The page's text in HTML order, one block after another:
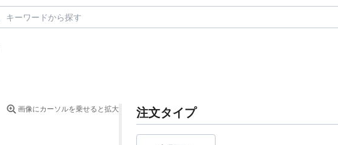
画像にカーソルを乗せると拡大 注文タイプ